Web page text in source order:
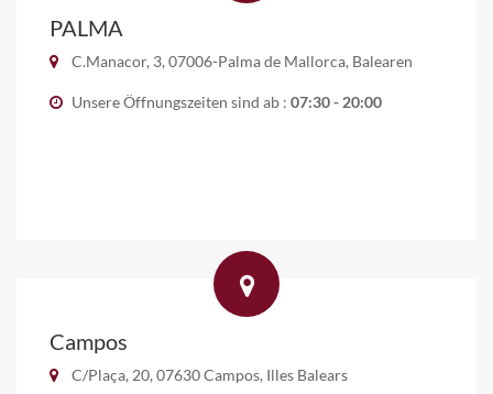
PALMA
C.Manacor, 3, 07006-Palma de Mallorca, Balearen
Unsere Öffnungszeiten sind ab : 07:30 - 20:00
Campos
C/Plaça, 20, 07630 Campos, Illes Balears